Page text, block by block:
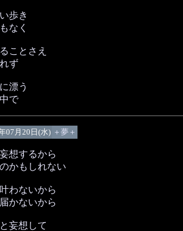
歩き
なく
ことさえ
ず
漂う
で
07月20日(水) ＋夢＋
想するから
かもしれない
わないから
かないから
妄想して